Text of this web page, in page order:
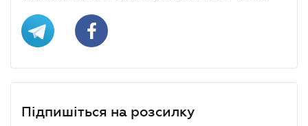
Підпишіться на розсилку